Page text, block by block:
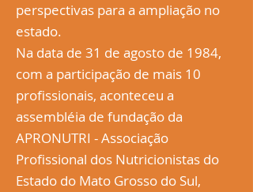
perspectivas para a ampliação no
estado.
Na data de 31 de agosto de 1984,
com a participação de mais 10
profissionais, aconteceu a
assembléia de fundação da
APRONUTRI - Associação
Profissional dos Nutricionistas do
Estado do Mato Grosso do Sul,